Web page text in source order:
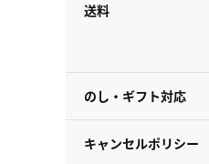
送料
のし・ギフト対応
キャンセルポリシー